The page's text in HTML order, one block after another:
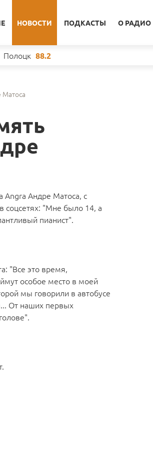
НОВОСТИ ПОДКАСТЫ О РАДИО
Полоцк 88.2
Матоса
Angra Андре Матоса, с
соцсетях: "Мне было 14, а
пианист".
"Все это время,
особое место в моей
мы говорили в автобусе
От наших первых